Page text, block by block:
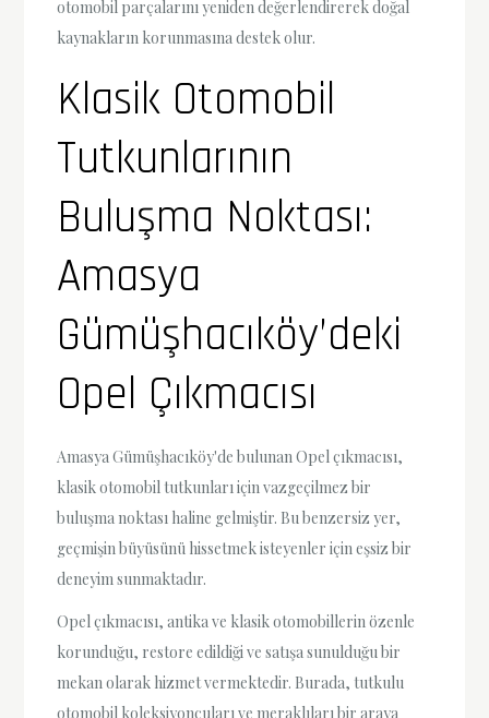
otomobil parçalarını yeniden değerlendirerek doğal
kaynakların korunmasına destek olur.
Klasik Otomobil
Tutkunlarının
Buluşma Noktası:
Amasya
Gümüşhacıköy’deki
Opel Çıkmacısı
Amasya Gümüşhacıköy'de bulunan Opel çıkmacısı,
klasik otomobil tutkunları için vazgeçilmez bir
buluşma noktası haline gelmiştir. Bu benzersiz yer,
geçmişin büyüsünü hissetmek isteyenler için eşsiz bir
deneyim sunmaktadır.
Opel çıkmacısı, antika ve klasik otomobillerin özenle
korunduğu, restore edildiği ve satışa sunulduğu bir
mekan olarak hizmet vermektedir. Burada, tutkulu
otomobil koleksiyoncuları ve meraklıları bir araya